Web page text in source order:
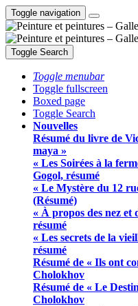
Toggle navigation
Toggle Search
Toggle menubar
Toggle fullscreen
Boxed page
Toggle Search
Nouvelles
Résumé du livre de
maya »
« Les Soirées à la
Gogol, résumé
« Le Mystère du 12
(Résumé)
« À propos des nez
résumé
« Les secrets de la
résumé
Résumé de « Ils ont
Cholokhov
Résumé de « Le
Cholokhov